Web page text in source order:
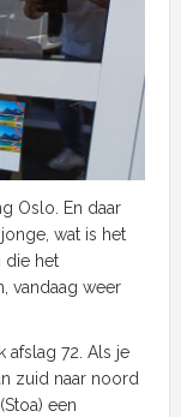
Oslo. En daar
wat is het
die het
vandaag weer
afslag 72. Als je
zuid naar noord
een